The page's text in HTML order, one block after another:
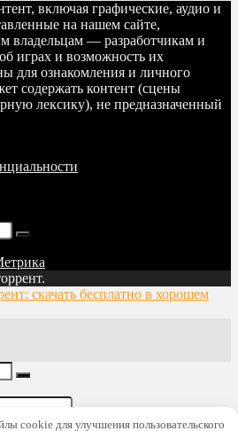
включая графические, аудио и
на нашем сайте,
владельцам — разработчикам и
играх и возможность их
для ознакомления и личного
содержать контент (сцены
лексику), не предназначенный
Lost Password?
cookie для улучшения пользовательского